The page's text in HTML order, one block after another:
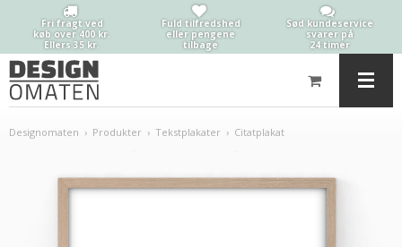
Fri fragt ved
køb over 400 kr.
Ellers 35 kr.
Fuld tilfredshed
eller pengene
tilbage
Sød kundeservice
svarer på
24 timer
Designomaten › Produkter › Tekstplakater › Citatplakat